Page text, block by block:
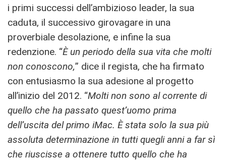
i primi successi dell’ambizioso leader, la sua
caduta, il successivo girovagare in una
proverbiale desolazione, e infine la sua
redenzione. “È un periodo della sua vita che molti
non conoscono,” dice il regista, che ha firmato
con entusiasmo la sua adesione al progetto
all’inizio del 2012. “Molti non sono al corrente di
quello che ha passato quest’uomo prima
dell’uscita del primo iMac. È stata solo la sua più
assoluta determinazione in tutti quegli anni a far sì
che riuscisse a ottenere tutto quello che ha